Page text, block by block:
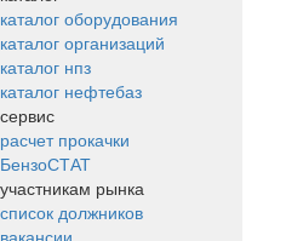
каталог оборудования
каталог организаций
каталог нпз
каталог нефтебаз
сервис
расчет прокачки
БензоСТАТ
участникам рынка
список должников
вакансии